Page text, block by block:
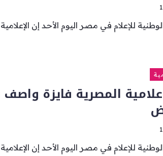
للإعلام في مصر اليوم الأحد إن
المصرية فايزة
للإعلام في مصر اليوم الأحد إن